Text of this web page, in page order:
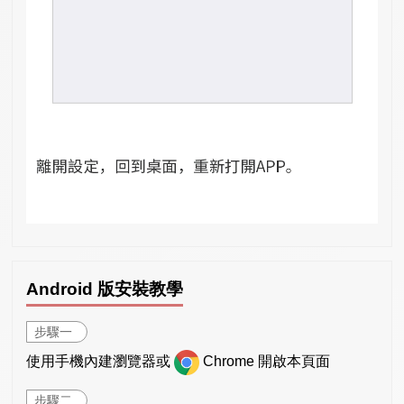
Android 版安裝教學
步驟一
使用手機內建瀏覽器或 Chrome 開啟本頁面
步驟二